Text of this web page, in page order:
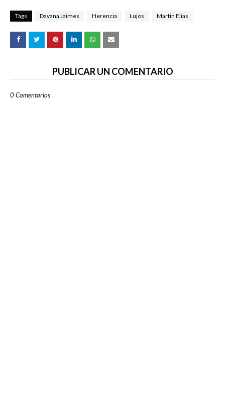
Tags Dayana Jaimes Herencia Lujos Martin Elias
PUBLICAR UN COMENTARIO
0 Comentarios